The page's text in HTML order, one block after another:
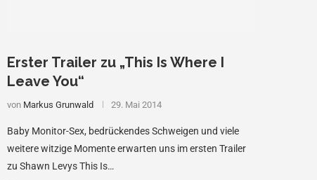
Erster Trailer zu „This Is Where I
Leave You“
von Markus Grunwald 29. Mai 2014
Baby Monitor-Sex, bedrückendes Schweigen und viele
weitere witzige Momente erwarten uns im ersten Trailer
zu Shawn Levys This Is…